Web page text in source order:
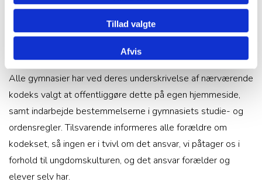
Tillad valgte
Afvis
Aftalen
Alle gymnasier har ved deres underskrivelse af nærværende
kodeks valgt at offentliggøre dette på egen hjemmeside,
samt indarbejde bestemmelserne i gymnasiets studie- og
ordensregler. Tilsvarende informeres alle forældre om
kodekset, så ingen er i tvivl om det ansvar, vi påtager os i
forhold til ungdomskulturen, og det ansvar forælder og
elever selv har.